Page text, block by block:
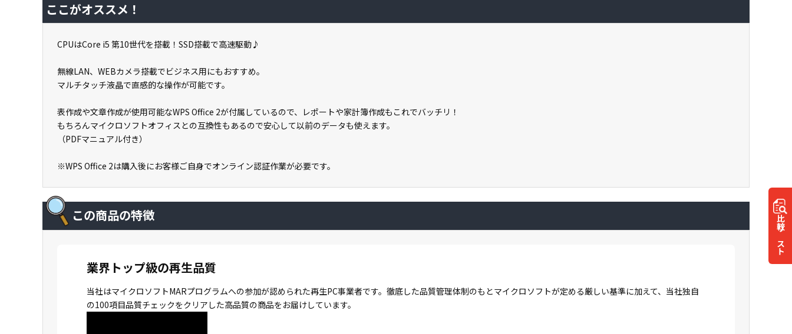
比較
リスト
ここがオススメ！
CPUはCore i5 第10世代を搭載！SSD搭載で高速駆動♪
無線LAN、WEBカメラ搭載でビジネス用にもおすすめ。
マルチタッチ液晶で直感的な操作が可能です。
表作成や文章作成が使用可能なWPS Office 2が付属しているので、レポートや家計簿作成もこれでバッチリ！
もちろんマイクロソフトオフィスとの互換性もあるので安心して以前のデータも使えます。
（PDFマニュアル付き）
※WPS Office 2は購入後にお客様ご自身でオンライン認証作業が必要です。
この商品の特徴
業界トップ級の再生品質
当社はマイクロソフトMARプログラムへの参加が認められた再生PC事業者です。徹底した品質管理体制のもとマイクロソフトが定める厳しい基準に加えて、当社独自
の100項目品質チェックをクリアした高品質の商品をお届けしています。